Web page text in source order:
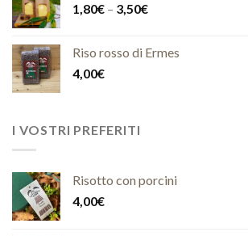
1,80€ – 3,50€
Riso rosso di Ermes
4,00€
I VOSTRI PREFERITI
Risotto con porcini
4,00€